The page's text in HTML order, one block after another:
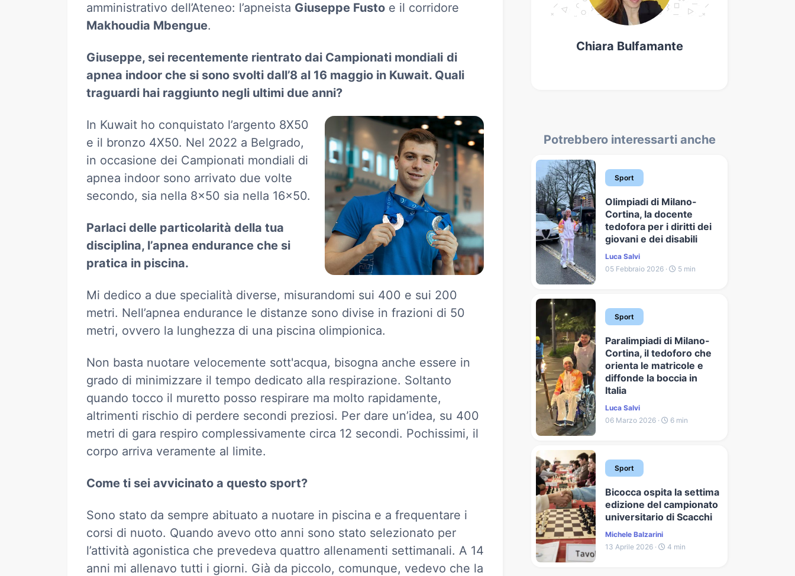
amministrativo dell’Ateneo: l’apneista Giuseppe Fusto e il corridore
Makhoudia Mbengue.
Giuseppe, sei recentemente rientrato dai Campionati mondiali di
apnea indoor che si sono svolti dall’8 al 16 maggio in Kuwait. Quali
traguardi hai raggiunto negli ultimi due anni?
In Kuwait ho conquistato l’argento 8X50
e il bronzo 4X50. Nel 2022 a Belgrado,
in occasione dei Campionati mondiali di
apnea indoor sono arrivato due volte
secondo, sia nella 8x50 sia nella 16x50.
Parlaci delle particolarità della tua
disciplina, l’apnea endurance che si
pratica in piscina.
Mi dedico a due specialità diverse, misurandomi sui 400 e sui 200
metri. Nell’apnea endurance le distanze sono divise in frazioni di 50
metri, ovvero la lunghezza di una piscina olimpionica.
Non basta nuotare velocemente sott'acqua, bisogna anche essere in
grado di minimizzare il tempo dedicato alla respirazione. Soltanto
quando tocco il muretto posso respirare ma molto rapidamente,
altrimenti rischio di perdere secondi preziosi. Per dare un’idea, su 400
metri di gara respiro complessivamente circa 12 secondi. Pochissimi, il
corpo arriva veramente al limite.
Come ti sei avvicinato a questo sport?
Sono stato da sempre abituato a nuotare in piscina e a frequentare i
corsi di nuoto. Quando avevo otto anni sono stato selezionato per
l’attività agonistica che prevedeva quattro allenamenti settimanali. A 14
anni mi allenavo tutti i giorni. Già da piccolo, comunque, vedevo che la
Chiara Bulfamante
Potrebbero interessarti anche
Sport
Olimpiadi di Milano-
Cortina, la docente
tedofora per i diritti dei
giovani e dei disabili
Luca Salvi
05 Febbraio 2026 ·
5 min
Sport
Paralimpiadi di Milano-
Cortina, il tedoforo che
orienta le matricole e
diffonde la boccia in
Italia
Luca Salvi
06 Marzo 2026 ·
6 min
Sport
Bicocca ospita la settima
edizione del campionato
universitario di Scacchi
Michele Balzarini
13 Aprile 2026 ·
4 min